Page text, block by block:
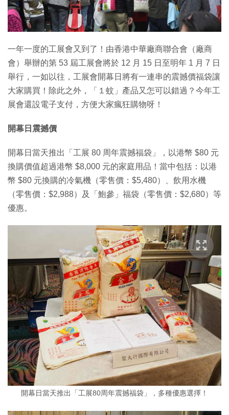
一年一度的工展會又到了！由香港中華廠商聯合會（廠商
會）舉辦的第 53 屆工展會將於 12 月 15 日至明年 1 月 7 日
舉行，一如以往，工展會開幕日將有一連串的震撼價福袋讓
大家購買！除此之外，「１蚊」產品又怎可以錯過？今年工
展會還設電子支付，方便大家瘋狂購物呀！
開幕日震撼價
開幕日當天推出「工展 80 周年震撼福袋」，以港幣 $80 元
換購價值超過港幣 $8,000 元的家庭用品！當中包括：以港
幣 $80 元換購的冷氣機（零售價：$5,480）、飲用水機
（零售價：$2,988）及「鮑參」福袋（零售價：$2,680）等
優惠。
開幕日當天推出「工展80周年震撼福袋」，多種優惠選擇！